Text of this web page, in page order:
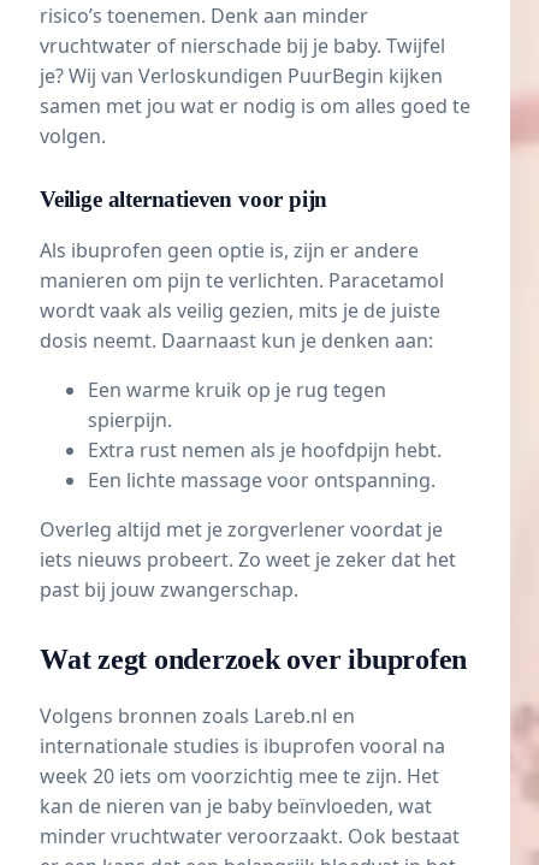
risico’s toenemen. Denk aan minder
vruchtwater of nierschade bij je baby. Twijfel
je? Wij van Verloskundigen PuurBegin kijken
samen met jou wat er nodig is om alles goed te
volgen.
Veilige alternatieven voor pijn
Als ibuprofen geen optie is, zijn er andere
manieren om pijn te verlichten. Paracetamol
wordt vaak als veilig gezien, mits je de juiste
dosis neemt. Daarnaast kun je denken aan:
Een warme kruik op je rug tegen
spierpijn.
Extra rust nemen als je hoofdpijn hebt.
Een lichte massage voor ontspanning.
Overleg altijd met je zorgverlener voordat je
iets nieuws probeert. Zo weet je zeker dat het
past bij jouw zwangerschap.
Wat zegt onderzoek over ibuprofen
Volgens bronnen zoals Lareb.nl en
internationale studies is ibuprofen vooral na
week 20 iets om voorzichtig mee te zijn. Het
kan de nieren van je baby beïnvloeden, wat
minder vruchtwater veroorzaakt. Ook bestaat